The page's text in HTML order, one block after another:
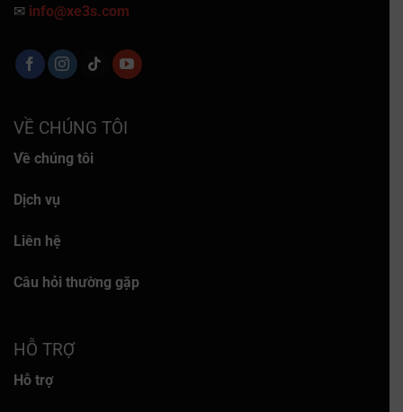
✉ info@xe3s.com
VỀ CHÚNG TÔI
Về chúng tôi
Dịch vụ
Liên hệ
Câu hỏi thường gặp
HỖ TRỢ
Hỗ trợ